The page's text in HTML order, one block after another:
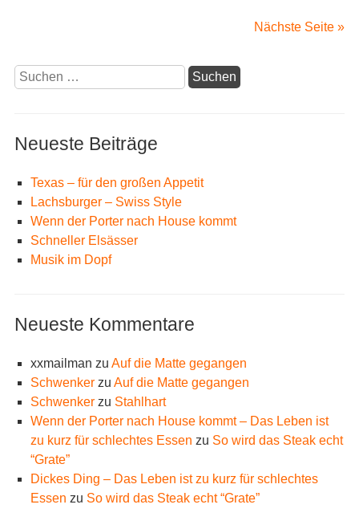
Nächste Seite »
Suchen
nach:
Neueste Beiträge
Texas – für den großen Appetit
Lachsburger – Swiss Style
Wenn der Porter nach House kommt
Schneller Elsässer
Musik im Dopf
Neueste Kommentare
xxmailman zu Auf die Matte gegangen
Schwenkerzu Auf die Matte gegangen
Schwenkerzu Stahlhart
Wenn der Porter nach House kommt – Das Leben ist
zu kurz für schlechtes Essen zu So wird das Steak echt
“Grate”
Dickes Ding – Das Leben ist zu kurz für schlechtes
Essen zu So wird das Steak echt “Grate”